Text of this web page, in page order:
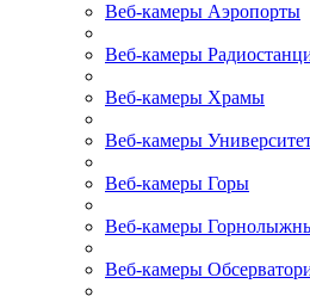
Веб-камеры Аэропорты
Веб-камеры
Веб-камеры Храмы
Веб-камеры
Веб-камеры Горы
Веб-камеры
Веб-камеры